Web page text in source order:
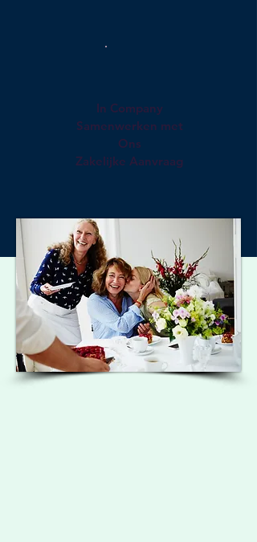
In Company
Samenwerken met
Ons
Zakelijke Aanvraag